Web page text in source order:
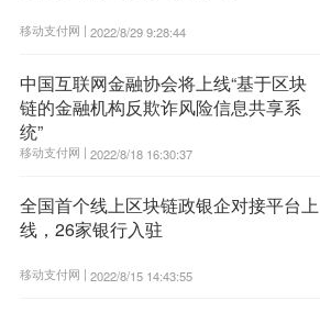
移动支付网 | 2022/8/29 9:28:44
中国互联网金融协会将上线“基于区块
链的金融机构反欺诈风险信息共享系
统”
移动支付网 | 2022/8/18 16:30:37
全国首个线上区块链政银企对接平台上
线，26家银行入驻
移动支付网 | 2022/8/15 14:43:55